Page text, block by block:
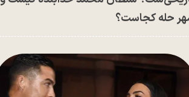
حله کجاست؟